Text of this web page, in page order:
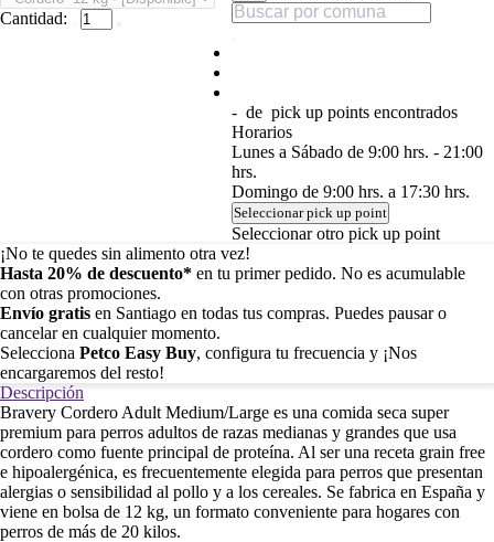
Cantidad:
- de pick up points encontrados
Horarios
Lunes a Sábado de 9:00 hrs. - 21:00
hrs.
Domingo de 9:00 hrs. a 17:30 hrs.
Seleccionar pick up point
Seleccionar otro pick up point
¡No te quedes sin alimento otra vez!
Hasta 20% de descuento* en tu primer pedido. No es acumulable
con otras promociones.
Envío gratis en Santiago en todas tus compras. Puedes pausar o
cancelar en cualquier momento.
Selecciona Petco Easy Buy, configura tu frecuencia y ¡Nos
encargaremos del resto!
Descripción
Bravery Cordero Adult Medium/Large es una comida seca super
premium para perros adultos de razas medianas y grandes que usa
cordero como fuente principal de proteína. Al ser una receta grain free
e hipoalergénica, es frecuentemente elegida para perros que presentan
alergias o sensibilidad al pollo y a los cereales. Se fabrica en España y
viene en bolsa de 12 kg, un formato conveniente para hogares con
perros de más de 20 kilos.